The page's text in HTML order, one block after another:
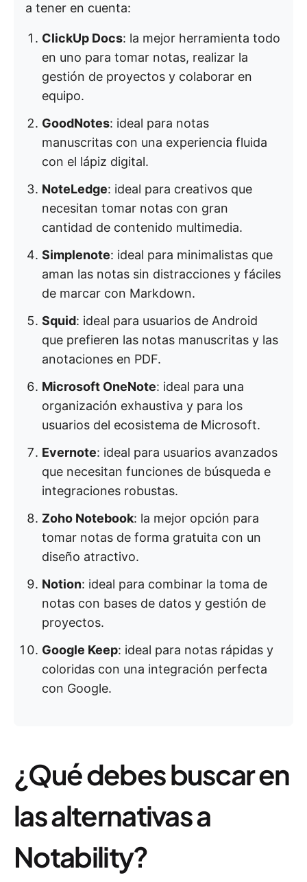
a tener en cuenta:
ClickUp Docs: la mejor herramienta todo
en uno para tomar notas, realizar la
gestión de proyectos y colaborar en
equipo.
GoodNotes: ideal para notas
manuscritas con una experiencia fluida
con el lápiz digital.
NoteLedge: ideal para creativos que
necesitan tomar notas con gran
cantidad de contenido multimedia.
Simplenote: ideal para minimalistas que
aman las notas sin distracciones y fáciles
de marcar con Markdown.
Squid: ideal para usuarios de Android
que prefieren las notas manuscritas y las
anotaciones en PDF.
Microsoft OneNote: ideal para una
organización exhaustiva y para los
usuarios del ecosistema de Microsoft.
Evernote: ideal para usuarios avanzados
que necesitan funciones de búsqueda e
integraciones robustas.
Zoho Notebook: la mejor opción para
tomar notas de forma gratuita con un
diseño atractivo.
Notion: ideal para combinar la toma de
notas con bases de datos y gestión de
proyectos.
Google Keep: ideal para notas rápidas y
coloridas con una integración perfecta
con Google.
¿Qué debes buscar en
las alternativas a
Notability?